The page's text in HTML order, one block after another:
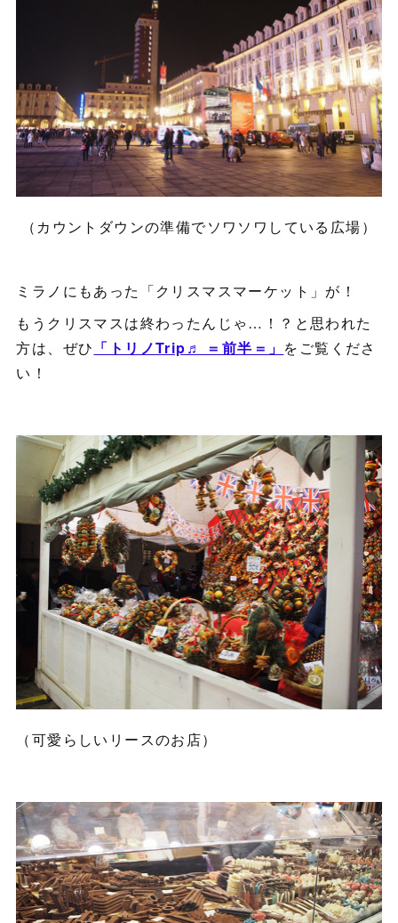
（カウントダウンの準備でソワソワしている広場）
ミラノにもあった「クリスマスマーケット」が！
もうクリスマスは終わったんじゃ…！？と思われた
方は、ぜひ 「トリノTrip♬ ＝前半＝」 をご覧くださ
い！
（可愛らしいリースのお店）